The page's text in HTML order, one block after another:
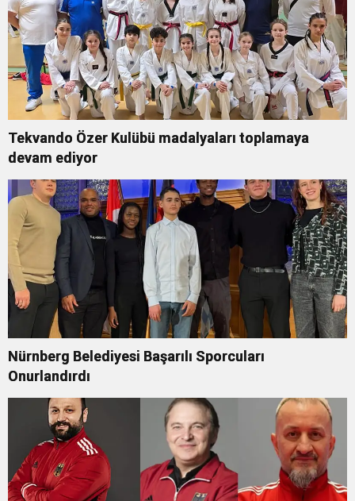
Tekvando Özer Kulübü madalyaları toplamaya
devam ediyor
Nürnberg Belediyesi Başarılı Sporcuları
Onurlandırdı